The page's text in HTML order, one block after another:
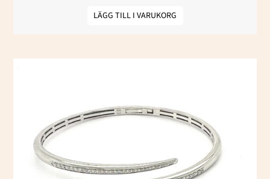
LÄGG TILL I VARUKORG